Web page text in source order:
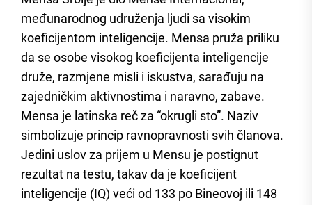
međunarodnog udruženja ljudi sa visokim
koeficijentom inteligencije. Mensa pruža priliku
da se osobe visokog koeficijenta inteligencije
druže, razmjene misli i iskustva, sarađuju na
zajedničkim aktivnostima i naravno, zabave.
Mensa je latinska reč za “okrugli sto”. Naziv
simbolizuje princip ravnopravnosti svih članova.
Jedini uslov za prijem u Mensu je postignut
rezultat na testu, takav da je koeficijent
inteligencije (IQ) veći od 133 po Bineovoj ili 148